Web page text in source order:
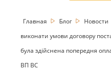
Главная Блог Новости
виконати умови договору
була здійснена попередня
ВП ВС